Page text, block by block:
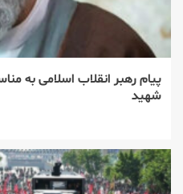
پیام رهبر انقلاب اسلامی به
شهید